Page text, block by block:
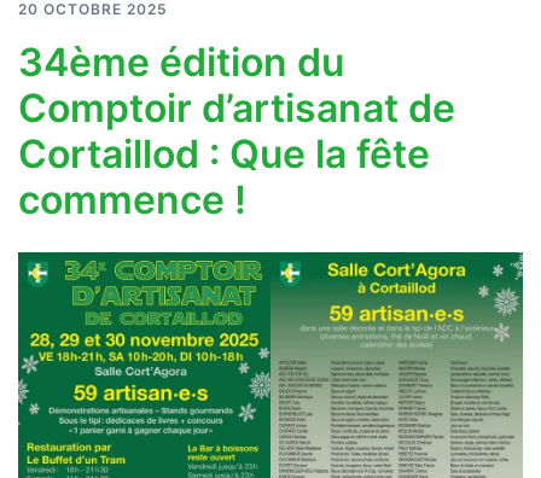
20 OCTOBRE 2025
34ème édition du
Comptoir d’artisanat de
Cortaillod : Que la fête
commence !